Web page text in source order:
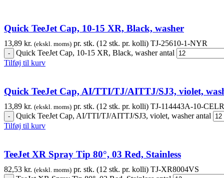
Quick TeeJet Cap, 10-15 XR, Black, washer
13,89 kr. (ekskl. moms) pr. stk. (12 stk. pr. kolli) TJ-25610-1-NYR
Quick TeeJet Cap, 10-15 XR, Black, washer antal
Tilføj til kurv
Quick TeeJet Cap, AI/TTI/TJ/AITTJ/SJ3, violet,
13,89 kr. (ekskl. moms) pr. stk. (12 stk. pr. kolli) TJ-114443A-10-CELR
Quick TeeJet Cap, AI/TTI/TJ/AITTJ/SJ3, violet, washer antal
Tilføj til kurv
TeeJet XR Spray Tip 80°, 03 Red, Stainless
82,53 kr. (ekskl. moms) pr. stk. (12 stk. pr. kolli) TJ-XR8004VS